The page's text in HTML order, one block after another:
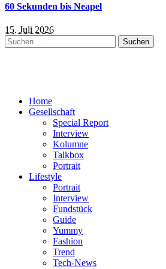
60 Sekunden bis Neapel
15. Juli 2026
Suchen
nach:
Home
Gesellschaft
Special Report
Interview
Kolumne
Talkbox
Portrait
Lifestyle
Portrait
Interview
Fundstück
Guide
Yummy
Fashion
Trend
Tech-News